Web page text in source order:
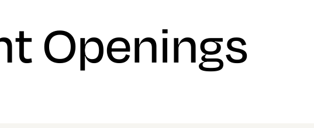
Openings